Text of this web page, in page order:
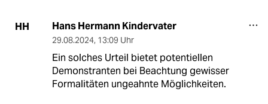
HH Hans Hermann Kindervater
29.08.2024, 13:09 Uhr
Ein solches Urteil bietet potentiellen
Demonstranten bei Beachtung gewisser
Formalitäten ungeahnte Möglichkeiten.